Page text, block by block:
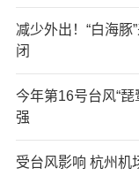
减少外出！“白海
闭
今年第16号台风“
强
受台风影响 杭州机